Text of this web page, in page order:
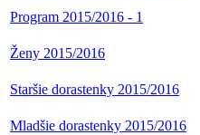
Program 2015/2016 - 1
Ženy 2015/2016
Staršie dorastenky 2015/2016
Mladšie dorastenky 2015/2016